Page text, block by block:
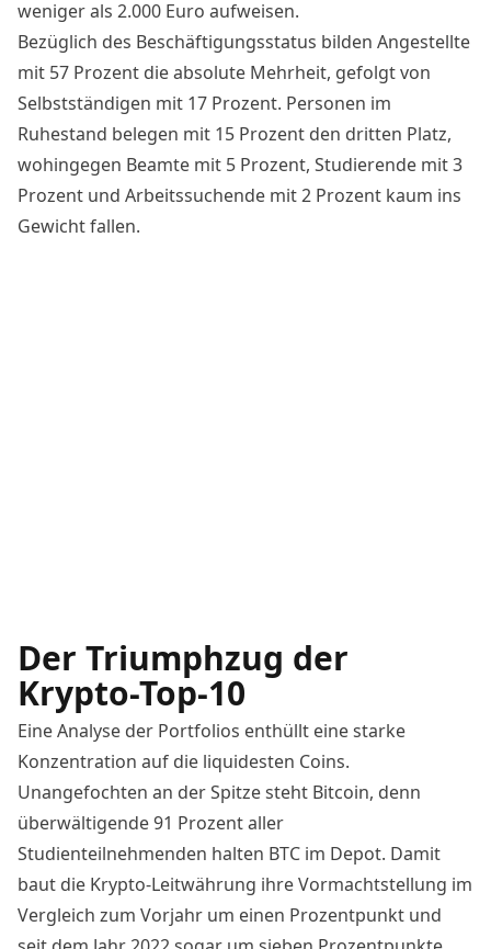
weniger als 2.000 Euro aufweisen.
Bezüglich des Beschäftigungsstatus bilden Angestellte
mit 57 Prozent die absolute Mehrheit, gefolgt von
Selbstständigen mit 17 Prozent. Personen im
Ruhestand belegen mit 15 Prozent den dritten Platz,
wohingegen Beamte mit 5 Prozent, Studierende mit 3
Prozent und Arbeitssuchende mit 2 Prozent kaum ins
Gewicht fallen.
Der Triumphzug der
Krypto-Top-10
Eine Analyse der Portfolios enthüllt eine starke
Konzentration auf die liquidesten Coins.
Unangefochten an der Spitze steht Bitcoin, denn
überwältigende 91 Prozent aller
Studienteilnehmenden halten BTC im Depot. Damit
baut die Krypto-Leitwährung ihre Vormachtstellung im
Vergleich zum Vorjahr um einen Prozentpunkt und